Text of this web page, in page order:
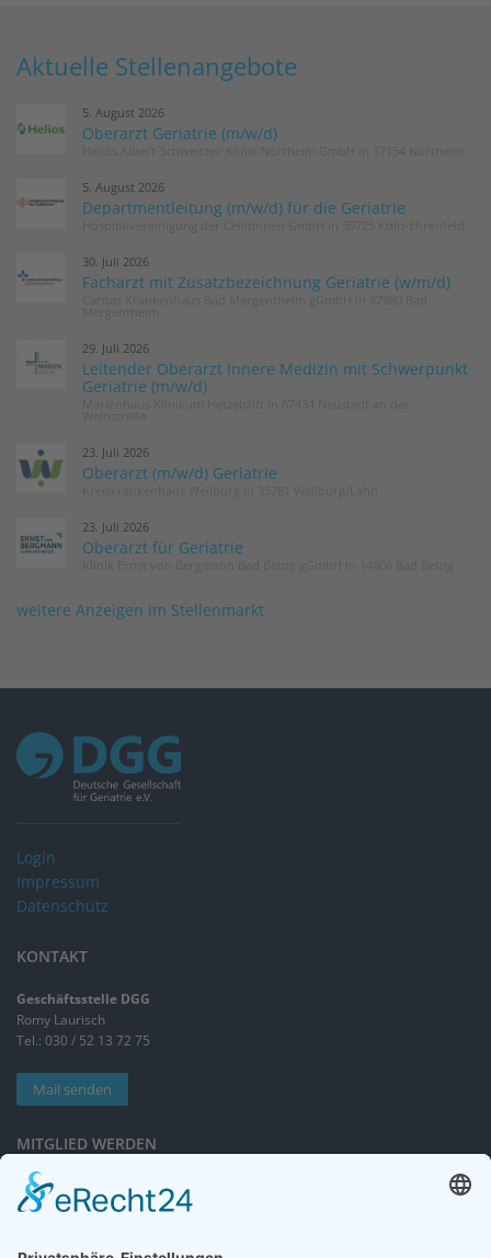
Aktuelle Stellenangebote
5. August 2026
Oberarzt Geriatrie (m/w/d)
5. August 2026
Departmentleitung (m/w/d) für die Geriatrie
30. Juli 2026
Facharzt mit Zusatzbezeichnung Geriatrie (w/m/d)
29. Juli 2026
Leitender Oberarzt Innere Medizin mit Schwerpunkt
Geriatrie (m/w/d)
23. Juli 2026
Oberarzt (m/w/d) Geriatrie
23. Juli 2026
Oberarzt für Geriatrie
weitere Anzeigen im Stellenmarkt
Login
Impressum
Datenschutz
KONTAKT
Geschäftsstelle DGG
Romy Laurisch
Tel.: 030 / 52 13 72 75
Mail senden
MITGLIED WERDEN
Sieben gute Gründe
für Ihre Mitgliedschaft